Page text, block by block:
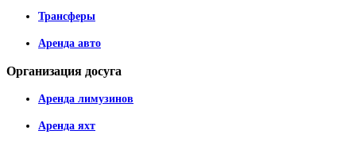
Трансферы
Аренда авто
Организация досуга
Аренда лимузинов
Аренда яхт